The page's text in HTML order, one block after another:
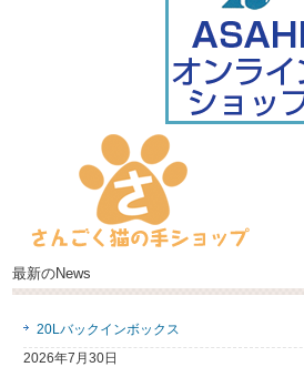
最新のNews
20Lバックインボックス
2026年7月30日